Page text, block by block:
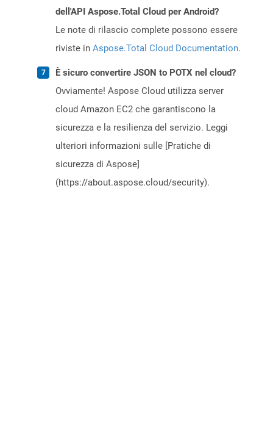
dell'API Aspose.Total Cloud per Android?
Le note di rilascio complete possono essere
riviste in Aspose.Total Cloud Documentation.
È sicuro convertire JSON to POTX nel cloud?
Ovviamente! Aspose Cloud utilizza server
cloud Amazon EC2 che garantiscono la
sicurezza e la resilienza del servizio. Leggi
ulteriori informazioni sulle [Pratiche di
sicurezza di Aspose]
(https://about.aspose.cloud/security).